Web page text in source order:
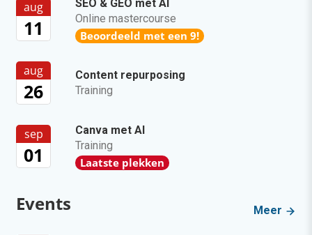
aug
11
SEO & GEO met AI
Online mastercourse
Beoordeeld met een 9!
aug
26
Content repurposing
Training
sep
01
Canva met AI
Training
Laatste plekken
Events Meer